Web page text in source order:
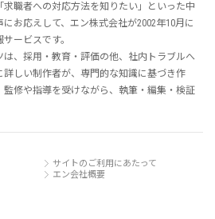
求職者への対応方法を知りたい」といった中
お応えして、エン株式会社が2002年10月に
ービスです。
は、採用・教育・評価の他、社内トラブルへ
しい制作者が、専門的な知識に基づき作
修や指導を受けながら、執筆・編集・検証
サイトのご利用にあたって
エン会社概要